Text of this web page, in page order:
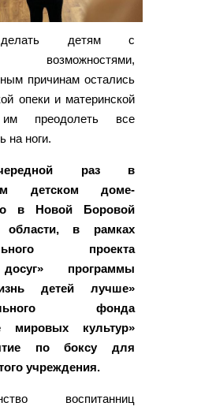
детям с
возможностями,
причинам остались
опеки и материнской
преодолеть все
на ноги.
раз в
детском доме-
в Новой Боровой
области, в рамках
проекта
программы
детей лучше»
фонда
мировых культур»
по боксу для
учреждения.
воспитанниц